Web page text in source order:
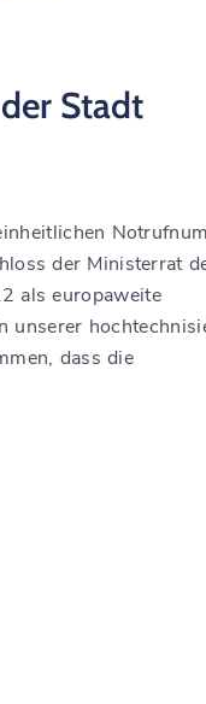
Stadt
der Ministerrat
als europaweite
unserer
dass die